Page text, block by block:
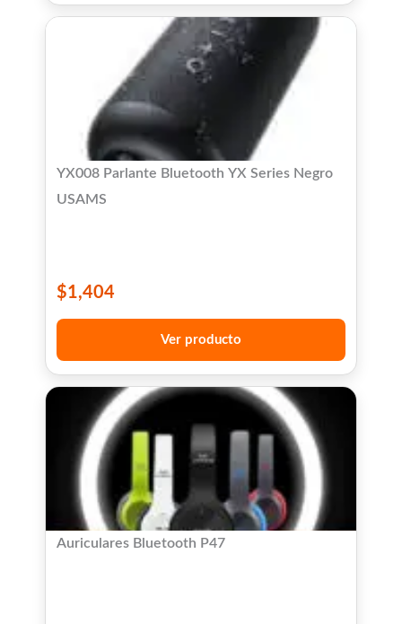
YX008 Parlante Bluetooth YX Series Negro
USAMS
$1,404
Ver producto
Auriculares Bluetooth P47